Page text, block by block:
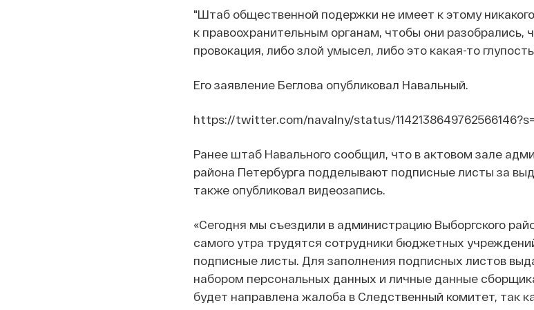
"Штаб общественной подержки не имеет к этому
к правоохранительным органам, чтобы они разобрались,
провокация, либо злой умысел, либо это какая-то
Его заявление Беглова опубликовал Навальный.
https://twitter.com/navalny/status/
Ранее штаб Навального сообщил, что в актовом зале
района Петербурга подделывают подписные листы за
также опубликовал видеозапись.
«Сегодня мы съездили в администрацию Выборгского
самого утра трудятся сотрудники бюджетных
подписные листы. Для заполнения подписных листов
набором персональных данных и личные данные
будет направлена жалоба в Следственный комитет, так